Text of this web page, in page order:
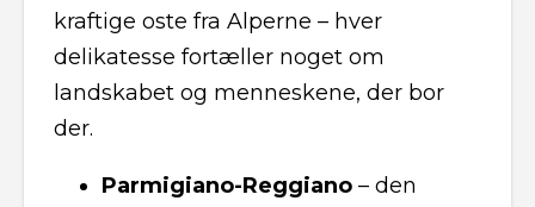
kraftige oste fra Alperne – hver
delikatesse fortæller noget om
landskabet og menneskene, der bor
der.
Parmigiano-Reggiano – den